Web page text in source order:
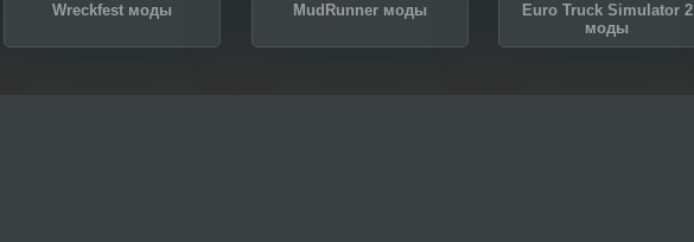
Wreckfest моды MudRunner моды
Euro Truck Simulator 2
моды